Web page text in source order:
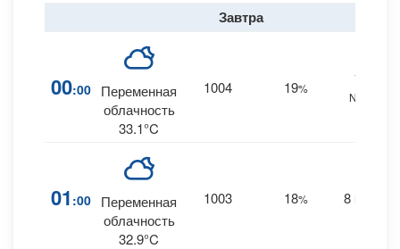
Завтра
00:00
Переменная
облачность
33.1°C
1004 19%
10
NNE
01 :00
Переменная
облачность
32.9°C
1003 18% 8